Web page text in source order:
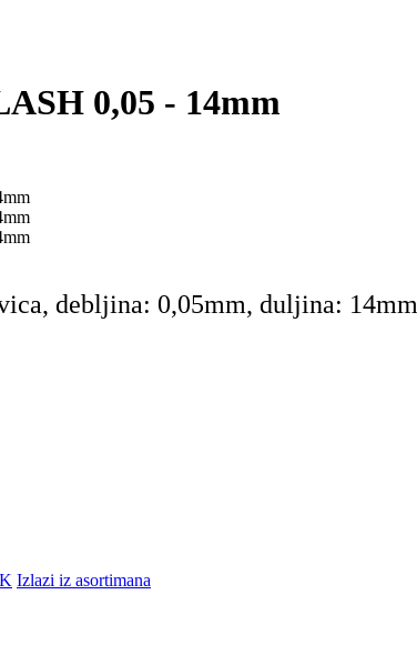
0,05 - 14mm
debljina: 0,05mm, duljina: 14mm
Izlazi iz asortimana